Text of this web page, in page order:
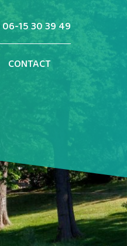
06-15 30 39 49
CONTACT